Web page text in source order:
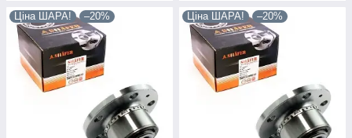
Ціна ШАРА! –20% Ціна ШАРА! –20%